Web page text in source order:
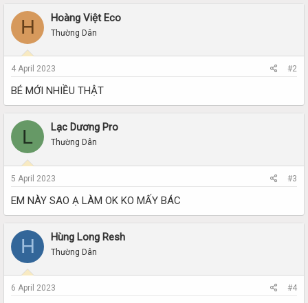
H Hoàng Việt Eco
Thường Dân
4 April 2023 #2
BÉ MỚI NHIỀU THẬT
L Lạc Dương Pro
Thường Dân
5 April 2023 #3
EM NÀY SAO Ạ LÀM OK KO MẤY BÁC
H Hùng Long Resh
Thường Dân
6 April 2023 #4